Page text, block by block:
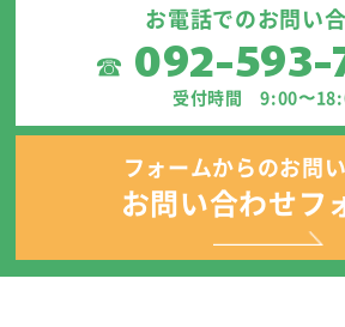
お電話でのお問い
☎ 092-593-
受付時間 9:00〜
フォームからのお問
お問い合わせフ